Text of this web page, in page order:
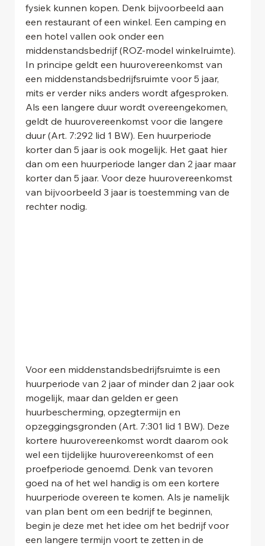
fysiek kunnen kopen. Denk bijvoorbeeld aan
een restaurant of een winkel. Een camping en
een hotel vallen ook onder een
middenstandsbedrijf (ROZ-model winkelruimte).
In principe geldt een huurovereenkomst van
een middenstandsbedrijfsruimte voor 5 jaar,
mits er verder niks anders wordt afgesproken.
Als een langere duur wordt overeengekomen,
geldt de huurovereenkomst voor die langere
duur (Art. 7:292 lid 1 BW). Een huurperiode
korter dan 5 jaar is ook mogelijk. Het gaat hier
dan om een huurperiode langer dan 2 jaar maar
korter dan 5 jaar. Voor deze huurovereenkomst
van bijvoorbeeld 3 jaar is toestemming van de
rechter nodig.
Voor een middenstandsbedrijfsruimte is een
huurperiode van 2 jaar of minder dan 2 jaar ook
mogelijk, maar dan gelden er geen
huurbescherming, opzegtermijn en
opzeggingsgronden (Art. 7:301 lid 1 BW). Deze
kortere huurovereenkomst wordt daarom ook
wel een tijdelijke huurovereenkomst of een
proefperiode genoemd. Denk van tevoren
goed na of het wel handig is om een kortere
huurperiode overeen te komen. Als je namelijk
van plan bent om een bedrijf te beginnen,
begin je deze met het idee om het bedrijf voor
een langere termijn voort te zetten in de